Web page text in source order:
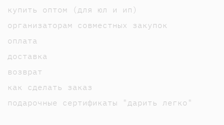
купить оптом (для юл и ип)
организаторам совместных закупок
оплата
доставка
возврат
как сделать заказ
подарочные сертификаты "дарить легко"